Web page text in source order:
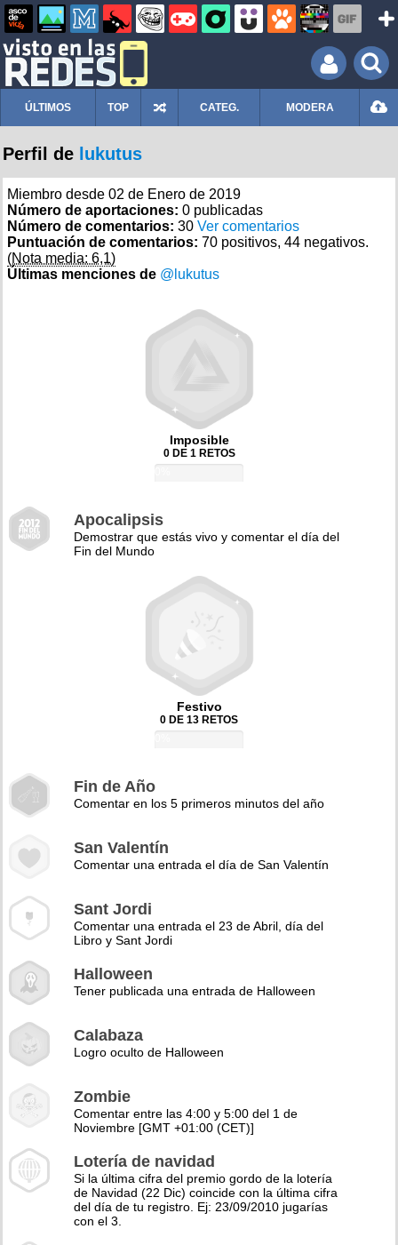
ÚLTIMOS TOP CATEG. MODERA
Perfil de lukutus
Miembro desde 02 de Enero de 2019
Número de aportaciones: 0 publicadas
Número de comentarios: 30 Ver comentarios
Puntuación de comentarios: 70 positivos, 44 negativos.
(Nota media: 6,1)
Últimas menciones de @lukutus
Imposible
0 DE 1 RETOS
Apocalipsis
Demostrar que estás vivo y comentar el día del
Fin del Mundo
Festivo
0 DE 13 RETOS
Fin de Año
Comentar en los 5 primeros minutos del año
San Valentín
Comentar una entrada el día de San Valentín
Sant Jordi
Comentar una entrada el 23 de Abril, día del
Libro y Sant Jordi
Halloween
Tener publicada una entrada de Halloween
Calabaza
Logro oculto de Halloween
Zombie
Comentar entre las 4:00 y 5:00 del 1 de
Noviembre [GMT +01:00 (CET)]
Lotería de navidad
Si la última cifra del premio gordo de la lotería
de Navidad (22 Dic) coincide con la última cifra
del día de tu registro. Ej: 23/09/2010 jugarías
con el 3.